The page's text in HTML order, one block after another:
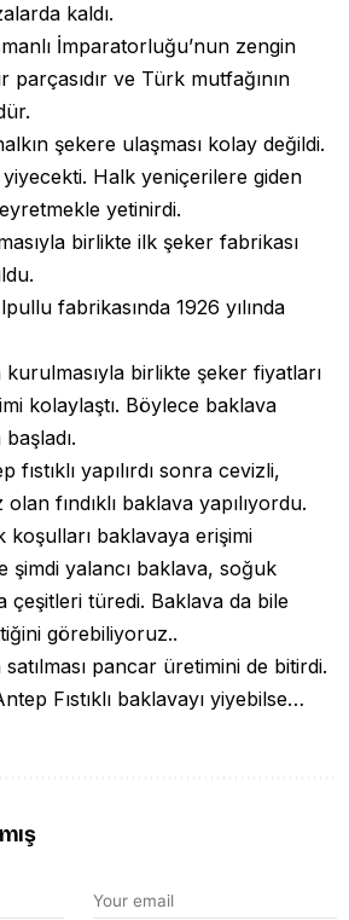
kaldı.
İmparatorluğu’nun zengin
parçasıdır ve Türk mutfağının
şekere ulaşması kolay değildi.
Halk yeniçerilere giden
yetinirdi.
birlikte ilk şeker fabrikası
fabrikasında 1926 yılında
kurulmasıyla birlikte şeker fiyatları
kolaylaştı. Böylece baklava
yapılırdı sonra cevizli,
fındıklı baklava yapılıyordu.
baklavaya erişimi
şimdi yalancı baklava, soğuk
çeşitleri türedi. Baklava da bile
görebiliyoruz..
pancar üretimini de bitirdi.
Fıstıklı baklavayı yiyebilse…